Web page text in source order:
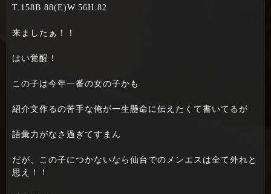
T.158B.88(E)W.56H.82
来ましたぁ！！
はい覚醒！
この子は今年一番の女の子かも
紹介文作るの苦手な俺が一生懸命に伝えたくて書いてるが
語彙力がなさ過ぎてすまん
だが、この子につかないなら仙台でのメンエスは全て外れと
思え！！